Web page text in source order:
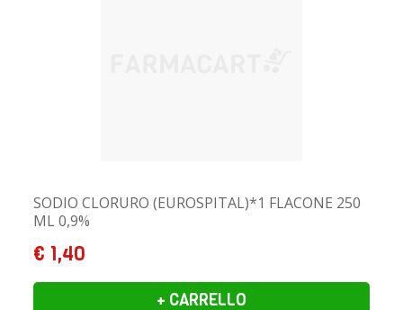
SODIO CLORURO (EUROSPITAL)*1 FLACONE 250
ML 0,9%
€ 1,40
+ CARRELLO